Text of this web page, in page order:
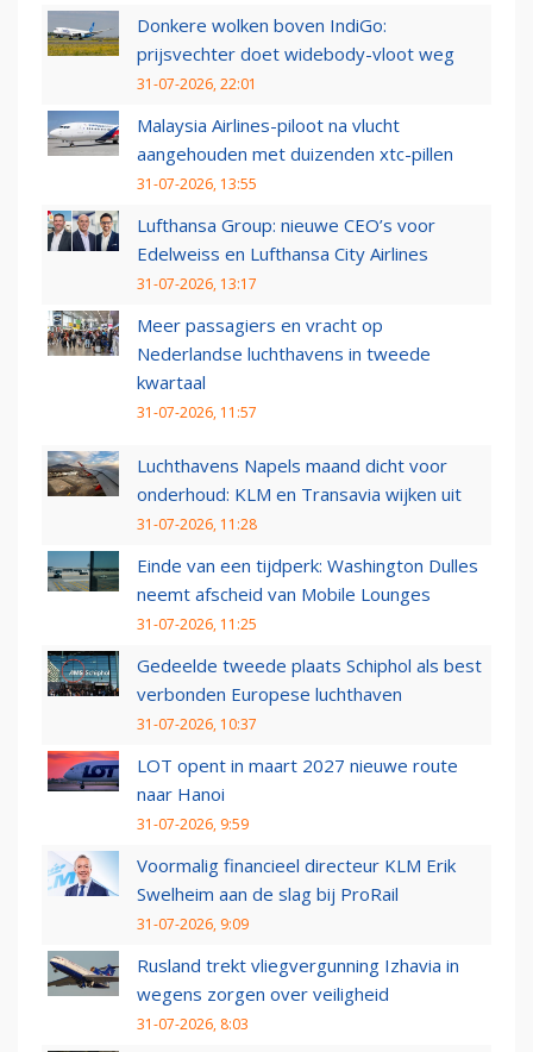
Donkere wolken boven IndiGo:
prijsvechter doet widebody-vloot weg
31-07-2026, 22:01
Malaysia Airlines-piloot na vlucht
aangehouden met duizenden xtc-pillen
31-07-2026, 13:55
Lufthansa Group: nieuwe CEO’s voor
Edelweiss en Lufthansa City Airlines
31-07-2026, 13:17
Meer passagiers en vracht op
Nederlandse luchthavens in tweede
kwartaal
31-07-2026, 11:57
Luchthavens Napels maand dicht voor
onderhoud: KLM en Transavia wijken uit
31-07-2026, 11:28
Einde van een tijdperk: Washington Dulles
neemt afscheid van Mobile Lounges
31-07-2026, 11:25
Gedeelde tweede plaats Schiphol als best
verbonden Europese luchthaven
31-07-2026, 10:37
LOT opent in maart 2027 nieuwe route
naar Hanoi
31-07-2026, 9:59
Voormalig financieel directeur KLM Erik
Swelheim aan de slag bij ProRail
31-07-2026, 9:09
Rusland trekt vliegvergunning Izhavia in
wegens zorgen over veiligheid
31-07-2026, 8:03